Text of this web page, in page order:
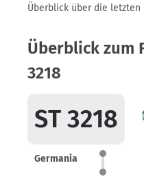
Überblick über die letzten
Überblick zum
3218
ST 3218
Germania